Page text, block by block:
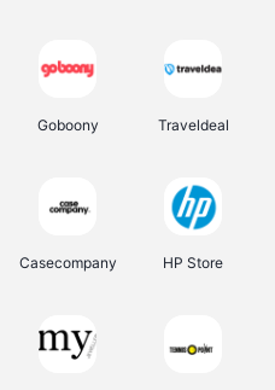
Goboony Traveldeal
Casecompany HP Store